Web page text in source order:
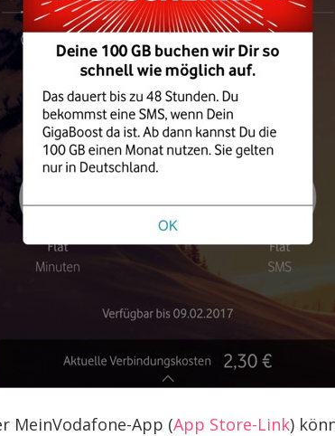
MeinVodafone-App (App Store-Link)